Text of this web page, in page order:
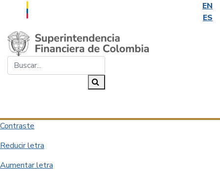
EN
ES
Saltar al contenido principal
Contraste
Reducir letra
Aumentar letra